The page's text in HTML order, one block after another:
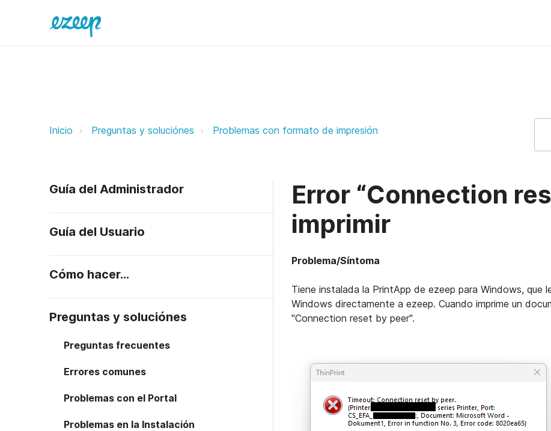
Error “Connection reset by peer” al imprimir ezeep Support Support
Inicio Preguntas y soluciónes Problemas con formato de impresión
Guía del Administrador
Guía del Usuario
Cómo hacer...
Preguntas y soluciónes
Preguntas frecuentes
Errores comunes
Problemas con el Portal
Problemas en la Instalación
Error “Connection
imprimir
Problema/Síntoma
Tiene instalada la PrintApp de ezeep para Windows, que
Windows directamente a ezeep. Cuando imprime un
"Connection reset by peer".